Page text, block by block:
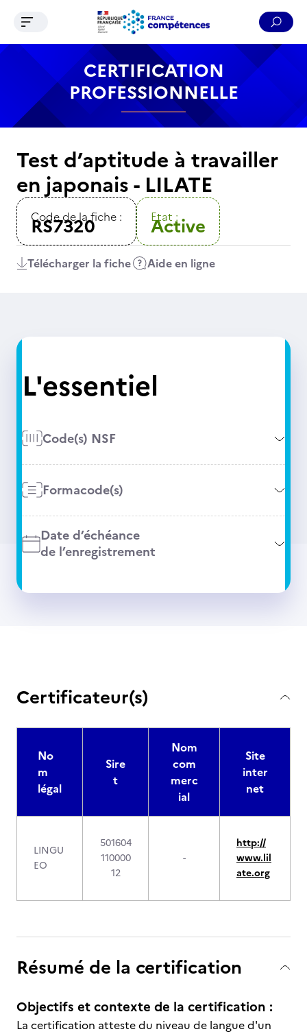
Contenu Recherche Menu Pied de page
Ouvrir le menu de navigation
CERTIFICATION
PROFESSIONNELLE
Test d’aptitude à travailler
en japonais - LILATE
Code de la fiche :
RS7320 Etat :
Active
Télécharger la fiche Aide en ligne
L'essentiel
Code(s) NSF
Formacode(s)
Date d’échéance
de l’enregistrement
Certificateur(s)
No
m
légal
Sire
t
Nom
com
merc
ial
Site
inter
net
LINGU
EO
501604
110000
12
-
http://
www.lil
ate.org
Résumé de la certification
Objectifs et contexte de la certification :
La certification atteste du niveau de langue d'un